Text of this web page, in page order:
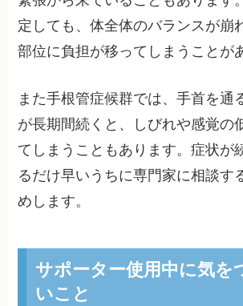
定しても、体全体のバランスが崩
部位に負担が移ってしまうことが
また手根管症候群では、手首を通
が長期間続くと、しびれや感覚の
てしまうこともあります。症状が
るだけ早いうちに専門家に相談す
めします。
サポーター使用中に気を
いこと